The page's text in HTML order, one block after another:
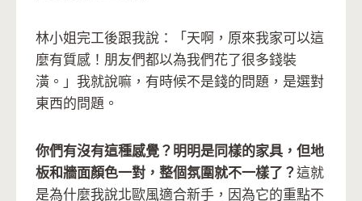
林小姐完工後跟我說：「天啊，原來我家可以這
麼有質感！朋友們都以為我們花了很多錢裝
潢。」我就說嘛，有時候不是錢的問題，是選對
東西的問題。
你們有沒有這種感覺？明明是同樣的家具，但地
板和牆面顏色一對，整個氛圍就不一樣了？這就
是為什麼我說北歐風適合新手，因為它的重點不